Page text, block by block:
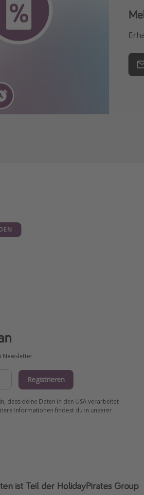
Newsletter
Registrieren
dass deine Daten in den USA verarbeitet
Informationen findest du in unserer
ist Teil der HolidayPirates Group